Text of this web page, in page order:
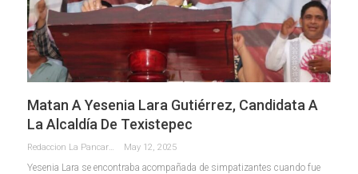
Matan A Yesenia Lara Gutiérrez, Candidata A
La Alcaldía De Texistepec
Redaccion La Pancarta De Quintana Roo May 12, 2025
Yesenia Lara se encontraba acompañada de simpatizantes cuando fue